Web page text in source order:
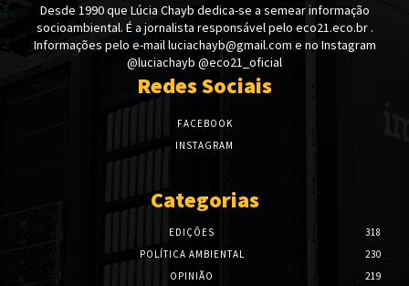
Desde 1990 que Lúcia Chayb dedica-se a semear informação
socioambiental. É a jornalista responsável pelo eco21.eco.br .
Informações pelo e-mail luciachayb@gmail.com e no Instagram
@luciachayb @eco21_oficial
Redes Sociais
FACEBOOK
INSTAGRAM
Categorias
EDIÇÕES
318
POLÍTICA AMBIENTAL
230
OPINIÃO
219